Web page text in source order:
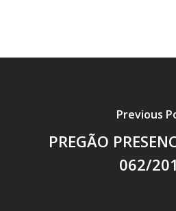
Previous
PREGÃO
062/